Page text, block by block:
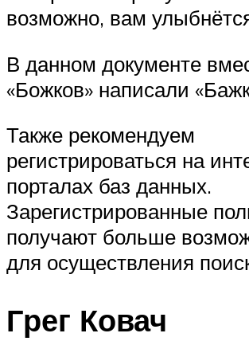
возможно, вам
В данном документе
«Божков» написали
Также рекомендуем
регистрироваться на
порталах баз данных.
Зарегистрированные
получают больше
для осуществления
Грег Ковач